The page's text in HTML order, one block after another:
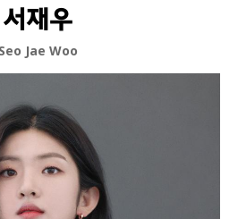
서재우
Seo Jae Woo